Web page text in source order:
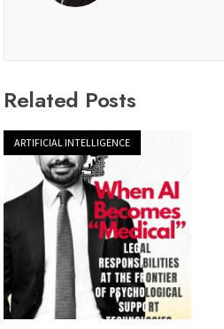
Related Posts
ARTIFICIAL INTELLIGENCE